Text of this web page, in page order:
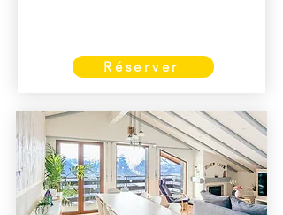
Réserver